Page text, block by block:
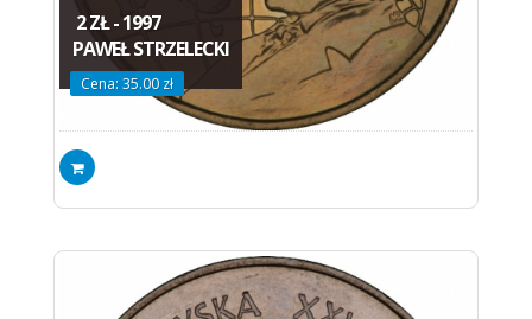
2 ZŁ - 1997
PAWEŁ STRZELECKI
Cena: 35.00 zł